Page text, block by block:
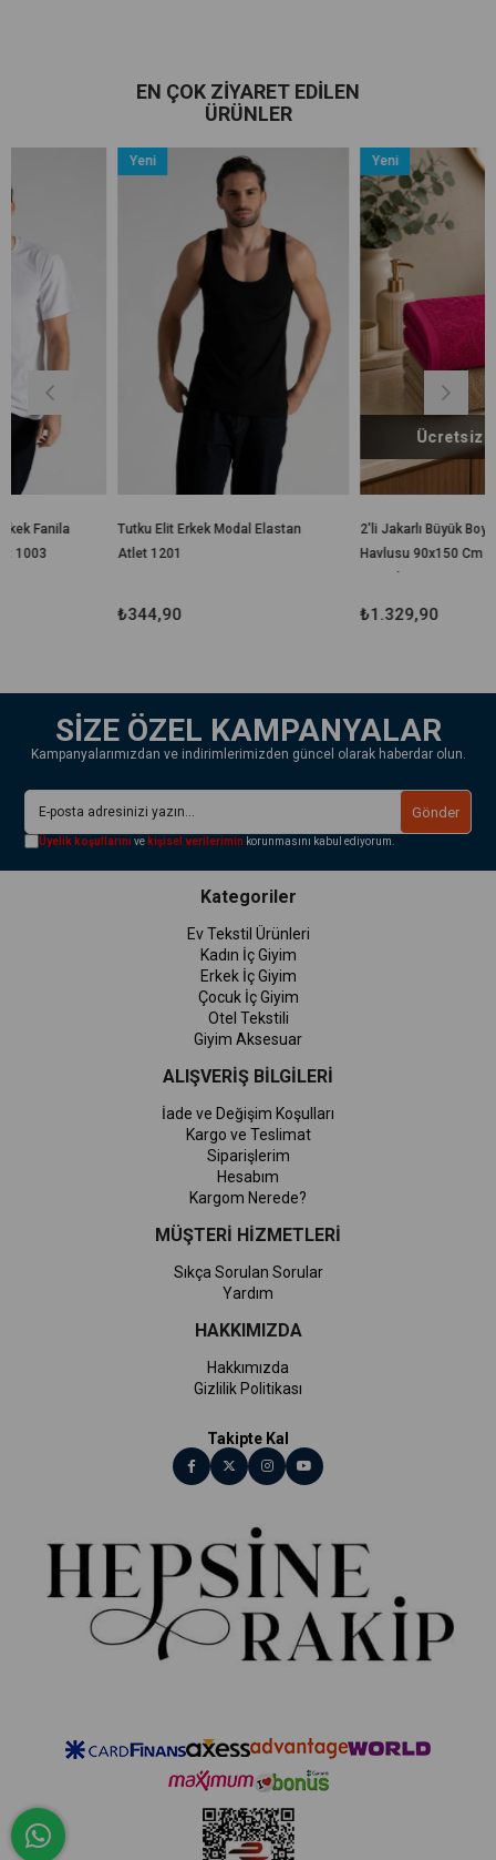
EN ÇOK ZIYARET EDILEN
ÜRÜNLER
Tutku Elit Erkek Modal Elastan
2'li Jakarlı Büyük Boy Banyo
Havlusu 90x150 Cm %100
₺1.329,90
Ücretsiz Kargo
SİZE ÖZEL KAMPANYALAR
Kampanyalarımızdan ve indirimlerimizden güncel olarak haberdar olun.
Gönder
Üyelik koşullarını ve kişisel verilerimin korunmasını kabul ediyorum.
Kategoriler
Ev Tekstil Ürünleri
Kadın İç Giyim
Erkek İç Giyim
Çocuk İç Giyim
Otel Tekstili
Giyim Aksesuar
ALIŞVERİŞ BİLGİLERİ
İade ve Değişim Koşulları
Kargo ve Teslimat
Siparişlerim
Hesabım
Kargom Nerede?
MÜŞTERİ HİZMETLERİ
Sıkça Sorulan Sorular
Yardım
HAKKIMIZDA
Hakkımızda
Gizlilik Politikası
Takipte Kal